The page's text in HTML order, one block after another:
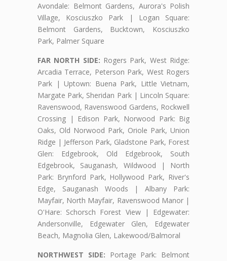
Avondale: Belmont Gardens, Aurora's Polish
Village, Kosciuszko Park | Logan Square:
Belmont Gardens, Bucktown, Kosciuszko
Park, Palmer Square
FAR NORTH SIDE: Rogers Park, West Ridge:
Arcadia Terrace, Peterson Park, West Rogers
Park | Uptown: Buena Park, Little Vietnam,
Margate Park, Sheridan Park | Lincoln Square:
Ravenswood, Ravenswood Gardens, Rockwell
Crossing | Edison Park, Norwood Park: Big
Oaks, Old Norwood Park, Oriole Park, Union
Ridge | Jefferson Park, Gladstone Park, Forest
Glen: Edgebrook, Old Edgebrook, South
Edgebrook, Sauganash, Wildwood | North
Park: Brynford Park, Hollywood Park, River's
Edge, Sauganash Woods | Albany Park:
Mayfair, North Mayfair, Ravenswood Manor |
O'Hare: Schorsch Forest View | Edgewater:
Andersonville, Edgewater Glen, Edgewater
Beach, Magnolia Glen, Lakewood/Balmoral
NORTHWEST SIDE: Portage Park: Belmont